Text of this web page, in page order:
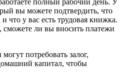
полный рабочий день. У
вы можете подтвердить, что
что у вас есть трудовая книжка.
ли вы вносить платежи
потребовать залог,
капитал, чтобы